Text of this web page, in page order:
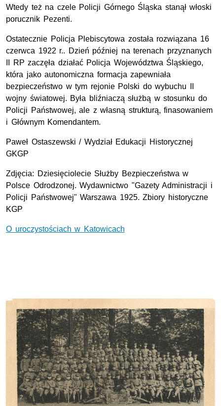
Wtedy też na czele Policji Górnego Śląska stanął włoski
porucznik Pezenti.
Ostatecznie Policja Plebiscytowa została rozwiązana 16
czerwca 1922 r.. Dzień później na terenach przyznanych
II RP zaczęła działać Policja Województwa Śląskiego,
która jako autonomiczna formacja zapewniała
bezpieczeństwo w tym rejonie Polski do wybuchu II
wojny światowej. Była bliźniaczą służbą w stosunku do
Policji Państwowej, ale z własną strukturą, finasowaniem
i Głównym Komendantem.
Paweł Ostaszewski / Wydział Edukacji Historycznej
GKGP
Zdjęcia: Dziesięciolecie Służby Bezpieczeństwa w
Polsce Odrodzonej. Wydawnictwo "Gazety Administracji i
Policji Państwowej" Warszawa 1925. Zbiory historyczne
KGP
O uroczystościach w Katowicach